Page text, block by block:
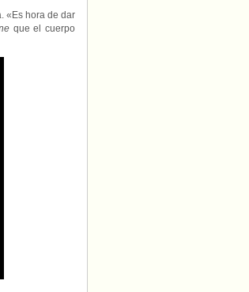
«Es hora de dar
que el cuerpo